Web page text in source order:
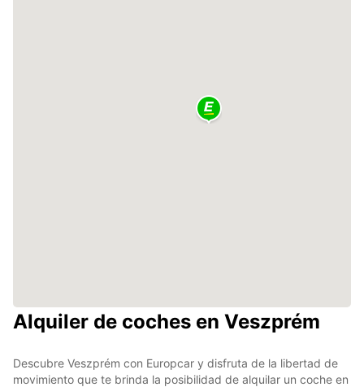
Alquiler de coches en Veszprém
Descubre Veszprém con Europcar y disfruta de la libertad de
movimiento que te brinda la posibilidad de alquilar un coche en